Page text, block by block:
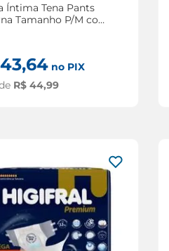
Íntima Tena Pants
Tamanho P/M com
43,64 no PIX
R$ 44,99